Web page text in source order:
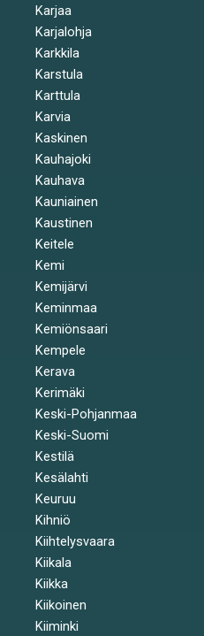
Karjaa
Karjalohja
Karkkila
Karstula
Karttula
Karvia
Kaskinen
Kauhajoki
Kauhava
Kauniainen
Kaustinen
Keitele
Kemi
Kemijärvi
Keminmaa
Kemiönsaari
Kempele
Kerava
Kerimäki
Keski-Pohjanmaa
Keski-Suomi
Kestilä
Kesälahti
Keuruu
Kihniö
Kiihtelysvaara
Kiikala
Kiikka
Kiikoinen
Kiiminki